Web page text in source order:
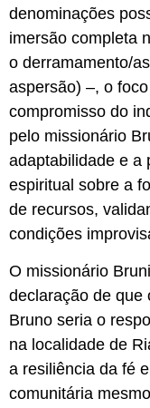
denominações
imersão completa
o derramamento/
aspersão) –, o
compromisso do
pelo missionário
adaptabilidade e a
espiritual sobre a
de recursos,
condições
O missionário
declaração de que
Bruno seria o
na localidade de
a resiliência da fé
comunitária